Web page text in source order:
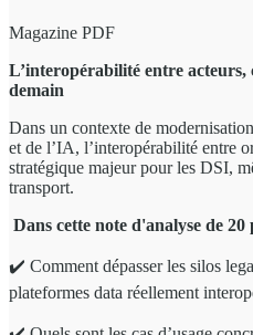
Magazine PDF
L’interopérabilité entre acteurs,
demain
Dans un contexte de
et de l’IA, l’interopérabilité entre
stratégique majeur pour les DSI,
transport.
Dans cette note d'analyse de 20
✔️ Comment dépasser les silos
plateformes data réellement